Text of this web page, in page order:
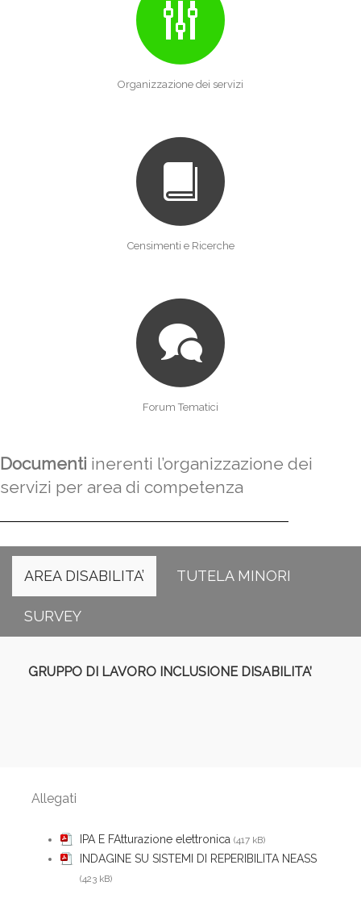
Organizzazione dei servizi
Censimenti e Ricerche
Forum Tematici
Documenti inerenti l’organizzazione dei
servizi per area di competenza
AREA DISABILITA’ TUTELA MINORI
SURVEY
GRUPPO DI LAVORO INCLUSIONE DISABILITA’
Allegati
IPA E FAtturazione elettronica (417 kB)
INDAGINE SU SISTEMI DI REPERIBILITA NEASS
(423 kB)